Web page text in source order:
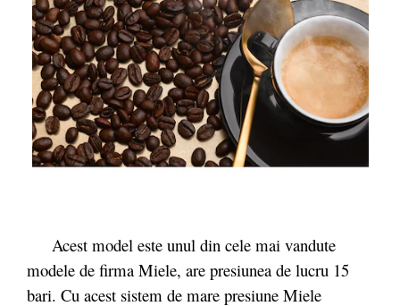
Acest model este unul din cele mai vandute
modele de firma Miele, are presiunea de lucru 15
bari. Cu acest sistem de mare presiune Miele